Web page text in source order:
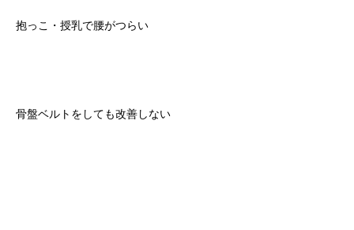
抱っこ・授乳で腰がつらい
骨盤ベルトをしても改善しない